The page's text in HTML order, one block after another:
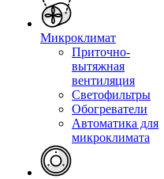
Микроклимат
Приточно-
вытяжная
вентиляция
Светофильтры
Обогреватели
Автоматика для
микроклимата